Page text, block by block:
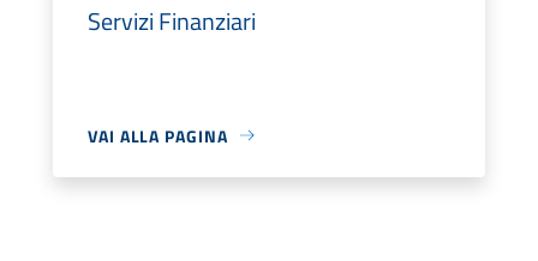
Servizi Finanziari
VAI ALLA PAGINA